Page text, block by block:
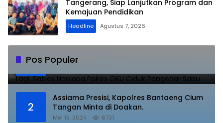
Tangerang, Siap Lanjutkan Program dan
Kemajuan Pendidikan
Headline Agustus 7, 2026
Pos Populer
1
Pengedar Sabu
Juli 10, 2023 8843
2
Assiama Presisi, Kapolres Bantaeng Cium
Tangan Minta di Doakan.
Mei 19, 2024 6731